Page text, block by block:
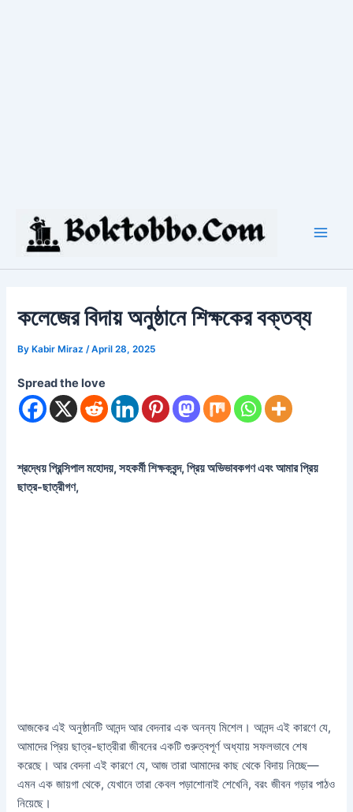
content
কলেজের বিদায় অনুষ্ঠানে শিক্ষকের বক্তব্য
By Kabir Miraz/April 28, 2025
Spread the love
শ্রদ্ধেয় প্রিন্সিপাল মহোদয়, সহকর্মী শিক্ষকবৃন্দ, প্রিয় অভিভাবকগণ এবং আমার প্রিয়
ছাত্র-ছাত্রীগণ,
আজকের এই অনুষ্ঠানটি আনন্দ আর বেদনার এক অনন্য মিশেল। আনন্দ এই কারণে যে,
আমাদের প্রিয় ছাত্র-ছাত্রীরা জীবনের একটি গুরুত্বপূর্ণ অধ্যায় সফলভাবে শেষ
করেছে। আর বেদনা এই কারণে যে, আজ তারা আমাদের কাছ থেকে বিদায় নিচ্ছে—
এমন এক জায়গা থেকে, যেখানে তারা কেবল পড়াশোনাই শেখেনি, বরং জীবন গড়ার পাঠও
নিয়েছে।